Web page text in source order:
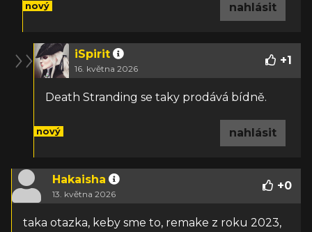
nový nahlásit
iSpirit
16. května 2026
+1
Death Stranding se taky prodává bídně.
nový nahlásit
Hakaisha
13. května 2026
+0
taka otazka, keby sme to, remake z roku 2023,